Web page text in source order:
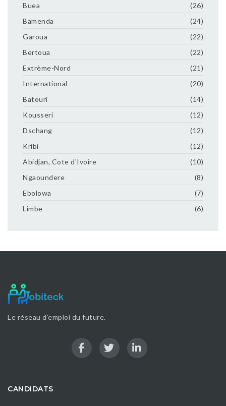
Buea
(26)
Bamenda
(24)
Garoua
(22)
Bertoua
(22)
Extrème-Nord
(21)
International
(20)
Batouri
(14)
Kousseri
(12)
Dschang
(12)
Kribi
(12)
Abidjan, Cote d'Ivoire
(10)
Ngaoundere
(8)
Ebolowa
(7)
Limbe
(6)
Le réseau d’emploi du future.
CANDIDATS